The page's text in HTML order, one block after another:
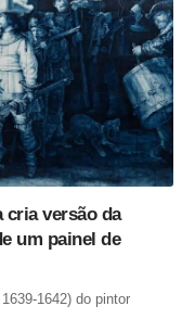
cria versão da
um painel de
1642) do pintor